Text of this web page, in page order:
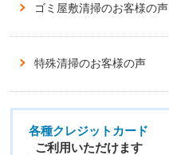
ゴミ屋敷清掃のお客様の声
特殊清掃のお客様の声
各種クレジットカード
ご利用いただけます